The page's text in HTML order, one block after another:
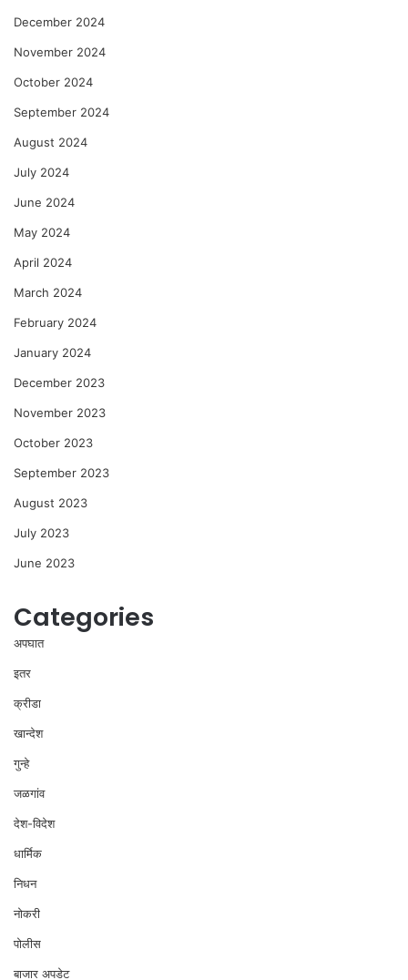
December 2024
November 2024
October 2024
September 2024
August 2024
July 2024
June 2024
May 2024
April 2024
March 2024
February 2024
January 2024
December 2023
November 2023
October 2023
September 2023
August 2023
July 2023
June 2023
Categories
अपघात
इतर
क्रीडा
खान्देश
गुन्हे
जळगांव
देश-विदेश
धार्मिक
निधन
नोकरी
पोलीस
बाजार अपडेट